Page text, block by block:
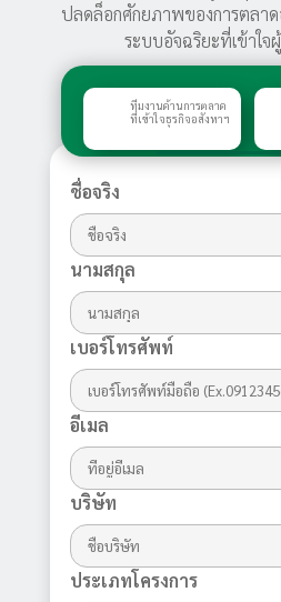
ปลดล็อกศักยภาพของการตลา
ระบบอัจฉริยะที่เข้าใ
ทีมงานด้านการตลาด
ที่เข้าใจธุรกิจอสังหาฯ
ชื่อจริง
นามสกุล
เบอร์โทรศัพท์
อีเมล
บริษัท
ประเภทโครงการ